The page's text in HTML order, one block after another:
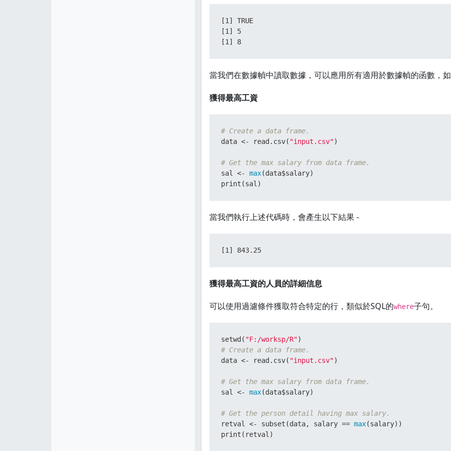
[1] TRUE
[1] 5
[1] 8
當我們在數據幀中讀取數據，可以應用所有適用於數據幀的函數，如
獲得最高工資
# Create a data frame.
data <- read.csv( "input.csv")
# Get the max salary from data frame.
sal <- max(data$salary)
print (sal )
當我們執行上述代碼時，會產生以下結果 -
[1] 843.25
獲得最高工資的人員的詳細信息
可以使用過濾條件獲取符合特定的行，類似於SQL的where子句。
setwd ( "F:/worksp/R")
# Create a data frame.
data <- read.csv( "input.csv")
# Get the max salary from data frame.
sal <- max(data$salary)
# Get the person detail having max salary.
retval <- subset (data, salary == max(salary) )
print ( retval )